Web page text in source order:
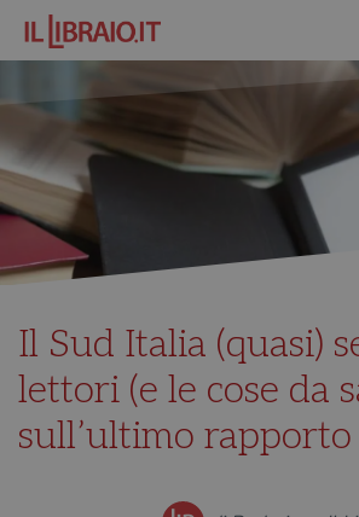
Il Sud Italia (quasi)
lettori (e le cose da
sull’ultimo rapporto